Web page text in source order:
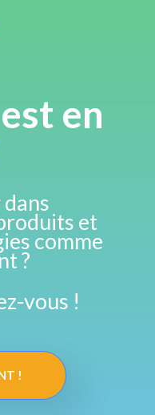
en
et
comme
?
vous !
!